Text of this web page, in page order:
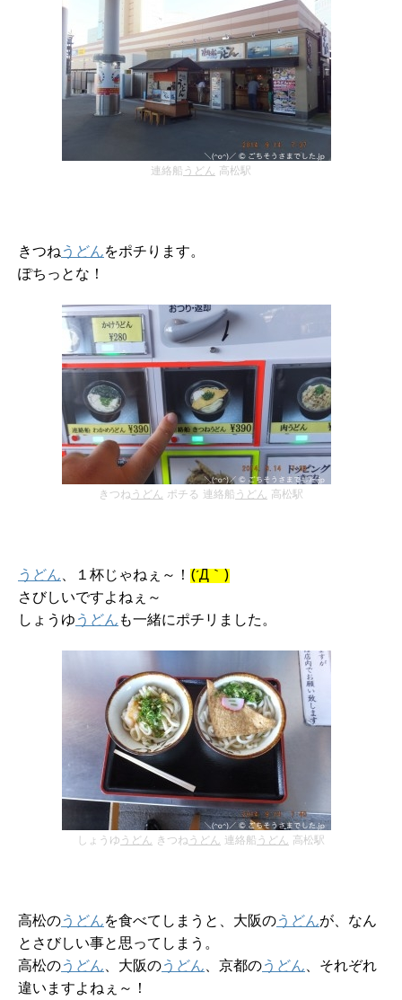
連絡船 うどん 高松駅
きつねうどんをポチります。
ぽちっとな！
きつね うどん ポチる 連絡船 うどん 高松駅
うどん、１杯じゃねぇ～！ (´Д｀)
さびしいですよねぇ～
しょうゆ うどん も一緒にポチリました。
しょうゆ うどん きつね うどん 連絡船 うどん 高松駅
高松のうどんを食べてしまうと、大阪のうどんが、なん
とさびしい事と思ってしまう。
高松のうどん、大阪のうどん、京都のうどん、それぞれ
違いますよねぇ～！